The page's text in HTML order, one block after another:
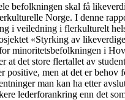
befolkningen skal få
Norge. I denne
i veiledning i flerkulturelt
«Styrking av
minoritetsbefolkningen i
at det store flertallet av
positive, men at det er behov
man kan ha etter
lederforankring enn det